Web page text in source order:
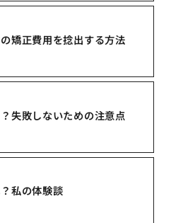
矯正費用を捻出する方法
失敗しないための注意点
私の体験談